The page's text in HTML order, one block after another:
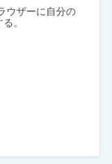
ウザーに自分の
。